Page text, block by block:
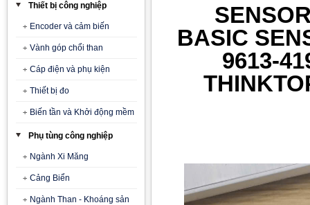
Thiết bị công nghiệp
Encoder và cảm biến
Vành góp chổi than
Cáp điện và phụ kiện
Thiết bị đo
Biến tần và Khởi động mềm
Phụ tùng công nghiệp
Ngành Xi Măng
Cảng Biển
Ngành Than - Khoáng sản
BASIC
9613-